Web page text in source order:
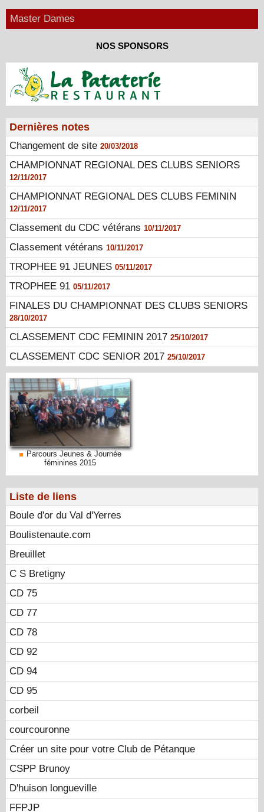
Master Dames
NOS SPONSORS
Dernières notes
Changement de site 20/03/2018
CHAMPIONNAT REGIONAL DES CLUBS SENIORS
12/11/2017
CHAMPIONNAT REGIONAL DES CLUBS FEMININ
12/11/2017
Classement du CDC vétérans 10/11/2017
Classement vétérans 10/11/2017
TROPHEE 91 JEUNES 05/11/2017
TROPHEE 91 05/11/2017
FINALES DU CHAMPIONNAT DES CLUBS SENIORS
28/10/2017
CLASSEMENT CDC FEMININ 2017 25/10/2017
CLASSEMENT CDC SENIOR 2017 25/10/2017
Parcours Jeunes & Journée
féminines 2015
Liste de liens
Boule d'or du Val d'Yerres
Boulistenaute.com
Breuillet
C S Bretigny
CD 75
CD 77
CD 78
CD 92
CD 94
CD 95
corbeil
courcouronne
Créer un site pour votre Club de Pétanque
CSPP Brunoy
D'huison longueville
FFPJP